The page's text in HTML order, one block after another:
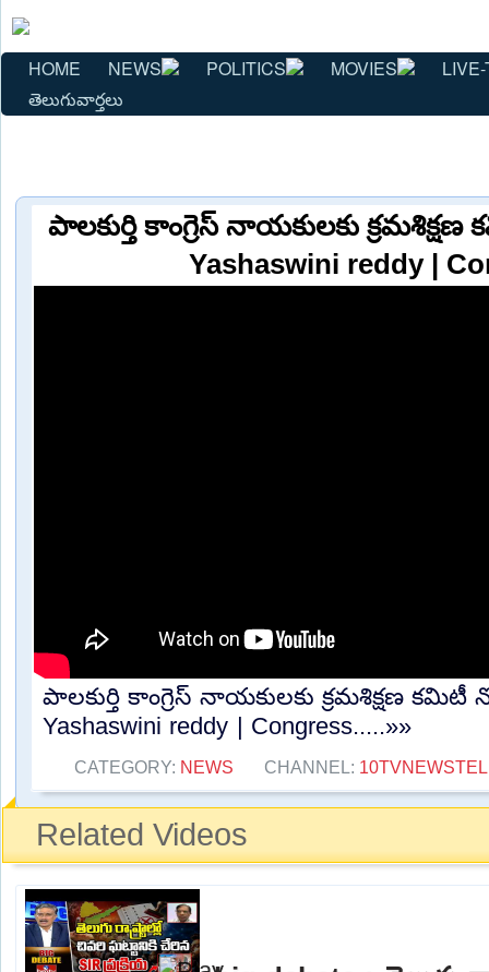
HOME NEWS POLITICS MOVIES
తెలుగువార్తలు
పాలకుర్తి కాంగ్రెస్ నాయకులకు
Yashaswini reddy |
పాలకుర్తి కాంగ్రెస్ నాయకులకు క్రమశిక్షణ కమిటీ
Yashaswini reddy | Congress.....»»
CATEGORY: NEWS CHANNEL:
Related Videos